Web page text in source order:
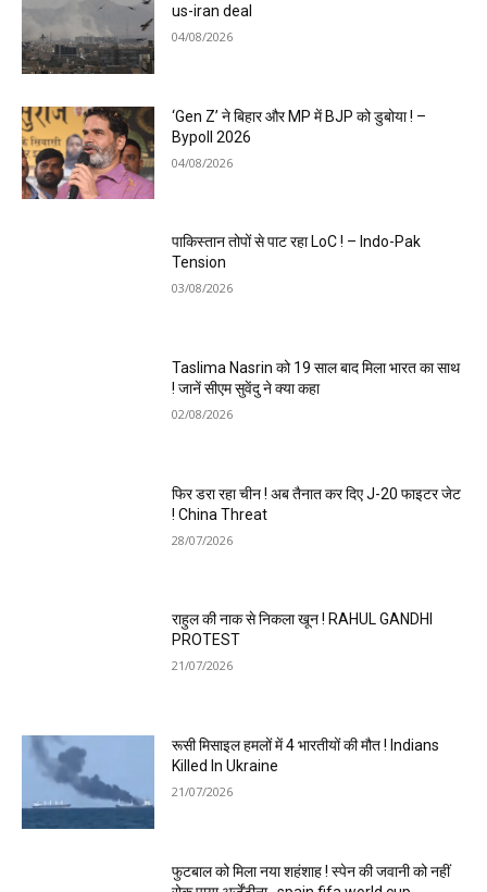
us-iran deal
04/08/2026
‘Gen Z’ ने बिहार और MP में BJP को डुबोया ! –
Bypoll 2026
04/08/2026
पाकिस्तान तोपों से पाट रहा LoC ! – Indo-Pak
Tension
03/08/2026
Taslima Nasrin को 19 साल बाद मिला भारत का साथ
! जानें सीएम सुवेंदु ने क्या कहा
02/08/2026
फिर डरा रहा चीन ! अब तैनात कर दिए J-20 फाइटर जेट
! China Threat
28/07/2026
राहुल की नाक से निकला खून ! RAHUL GANDHI
PROTEST
21/07/2026
रूसी मिसाइल हमलों में 4 भारतीयों की मौत ! Indians
Killed In Ukraine
21/07/2026
फुटबाल को मिला नया शहंशाह ! स्पेन की जवानी को नहीं